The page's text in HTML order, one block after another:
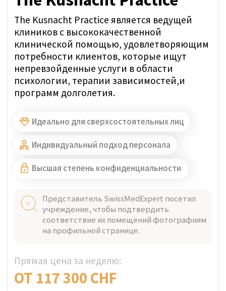
УЗНАТЬ ЦЕНУ
ЦЮРИХ, ШВЕЙЦАРИЯ
Paracelsus Recovery
одновременно, они обеспечивают лечение
по швейцарским стандартам с полностью
персонала к клиенту 20:1 на Цюрихском
озере.
Представитель SwissMedExpert посетил
Идеально для сверхсостоятельных лиц
Высшая степень конфиденциальности